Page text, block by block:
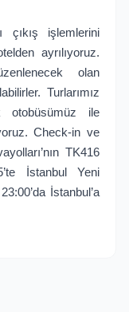
çıkış işlemlerini
ayrılıyoruz.
olan
Turlarımız
otobüsümüz ile
Check-in ve
TK416
İstanbul Yeni
İstanbul’a